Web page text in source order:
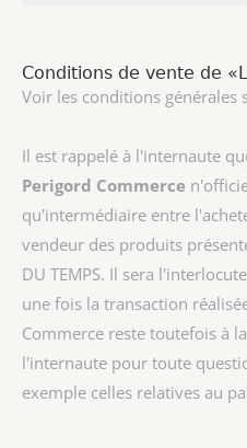
Conditions de vente de
Voir les conditions générales
Il est rappelé à l'internaute
Perigord Commerce
qu'intermédiaire entre
vendeur des produits
DU TEMPS. Il sera
une fois la transaction
Commerce reste toutefois à
l'internaute pour toute
exemple celles relatives au